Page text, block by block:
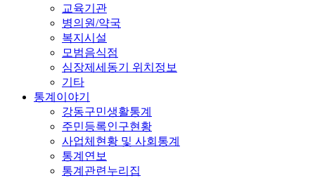
교육기관
병의원/약국
복지시설
모범음식점
심장제세동기 위치정보
기타
통계이야기
강동구민생활통계
주민등록인구현황
사업체현황 및 사회통계
통계연보
통계관련누리집